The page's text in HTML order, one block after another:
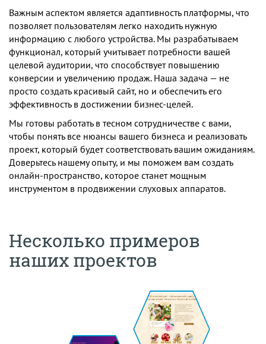
Важным аспектом является адаптивность платформы, что
позволяет пользователям легко находить нужную
информацию с любого устройства. Мы разрабатываем
функционал, который учитывает потребности вашей
целевой аудитории, что способствует повышению
конверсии и увеличению продаж. Наша задача — не
просто создать красивый сайт, но и обеспечить его
эффективность в достижении бизнес-целей.
Мы готовы работать в тесном сотрудничестве с вами,
чтобы понять все нюансы вашего бизнеса и реализовать
проект, который будет соответствовать вашим ожиданиям.
Доверьтесь нашему опыту, и мы поможем вам создать
онлайн-пространство, которое станет мощным
инструментом в продвижении слуховых аппаратов.
Несколько примеров
наших проектов